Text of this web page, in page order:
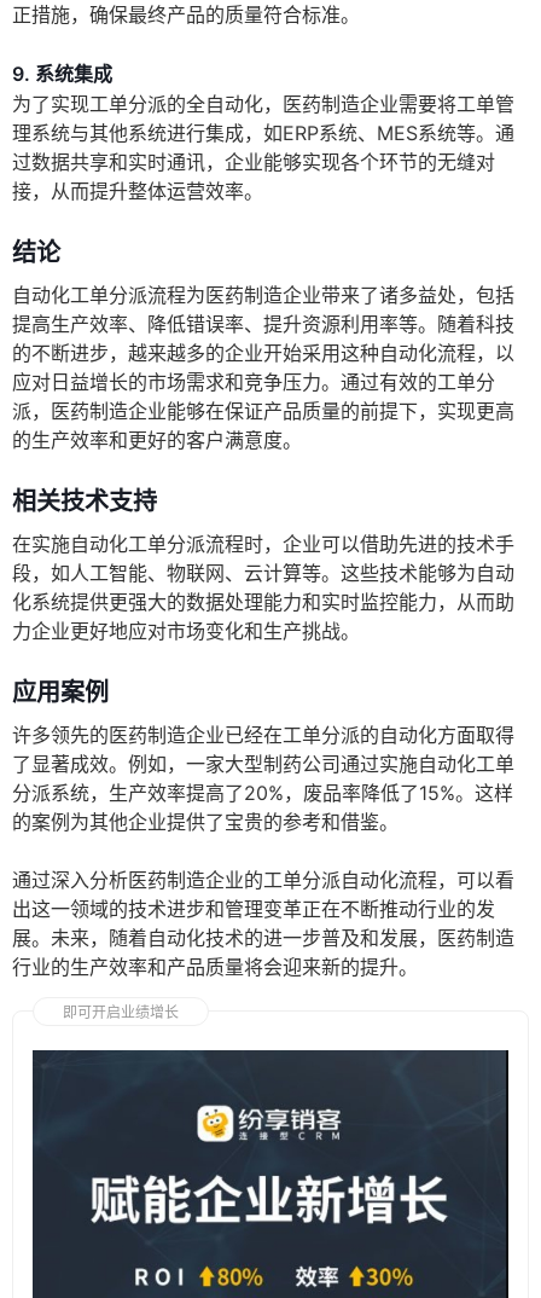
正措施，确保最终产品的质量符合标准。
9. 系统集成
为了实现工单分派的全自动化，医药制造企业需要将工单管
理系统与其他系统进行集成，如ERP系统、MES系统等。通
过数据共享和实时通讯，企业能够实现各个环节的无缝对
接，从而提升整体运营效率。
结论
自动化工单分派流程为医药制造企业带来了诸多益处，包括
提高生产效率、降低错误率、提升资源利用率等。随着科技
的不断进步，越来越多的企业开始采用这种自动化流程，以
应对日益增长的市场需求和竞争压力。通过有效的工单分
派，医药制造企业能够在保证产品质量的前提下，实现更高
的生产效率和更好的客户满意度。
相关技术支持
在实施自动化工单分派流程时，企业可以借助先进的技术手
段，如人工智能、物联网、云计算等。这些技术能够为自动
化系统提供更强大的数据处理能力和实时监控能力，从而助
力企业更好地应对市场变化和生产挑战。
应用案例
许多领先的医药制造企业已经在工单分派的自动化方面取得
了显著成效。例如，一家大型制药公司通过实施自动化工单
分派系统，生产效率提高了20%，废品率降低了15%。这样
的案例为其他企业提供了宝贵的参考和借鉴。
通过深入分析医药制造企业的工单分派自动化流程，可以看
出这一领域的技术进步和管理变革正在不断推动行业的发
展。未来，随着自动化技术的进一步普及和发展，医药制造
行业的生产效率和产品质量将会迎来新的提升。
即可开启业绩增长